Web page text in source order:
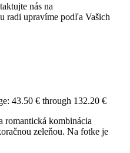
nás na
radi upravíme podľa Vašich
43.50 € through 132.20 €
romantická kombinácia
zeleňou. Na fotke je